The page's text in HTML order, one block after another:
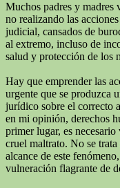
Muchos padres y madres
no realizando las
judicial, cansados de
al extremo, incluso de
salud y protección de los
Hay que emprender las
urgente que se produzca
jurídico sobre el correcto
en mi opinión, derechos
primer lugar, es
cruel maltrato. No se
alcance de este
vulneración flagrante de